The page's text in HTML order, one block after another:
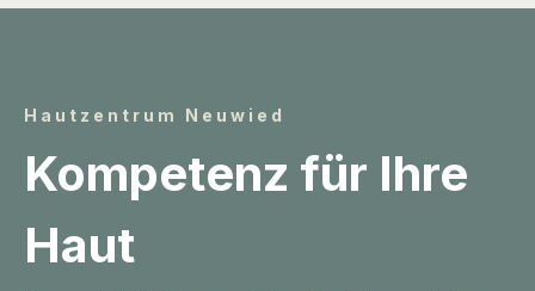
Hautzentrum Neuwied
Kompetenz für Ihre
Haut